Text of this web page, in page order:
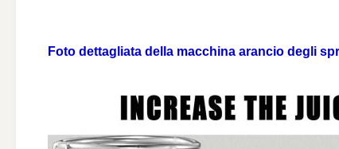
Foto dettagliata della macchina arancio degli